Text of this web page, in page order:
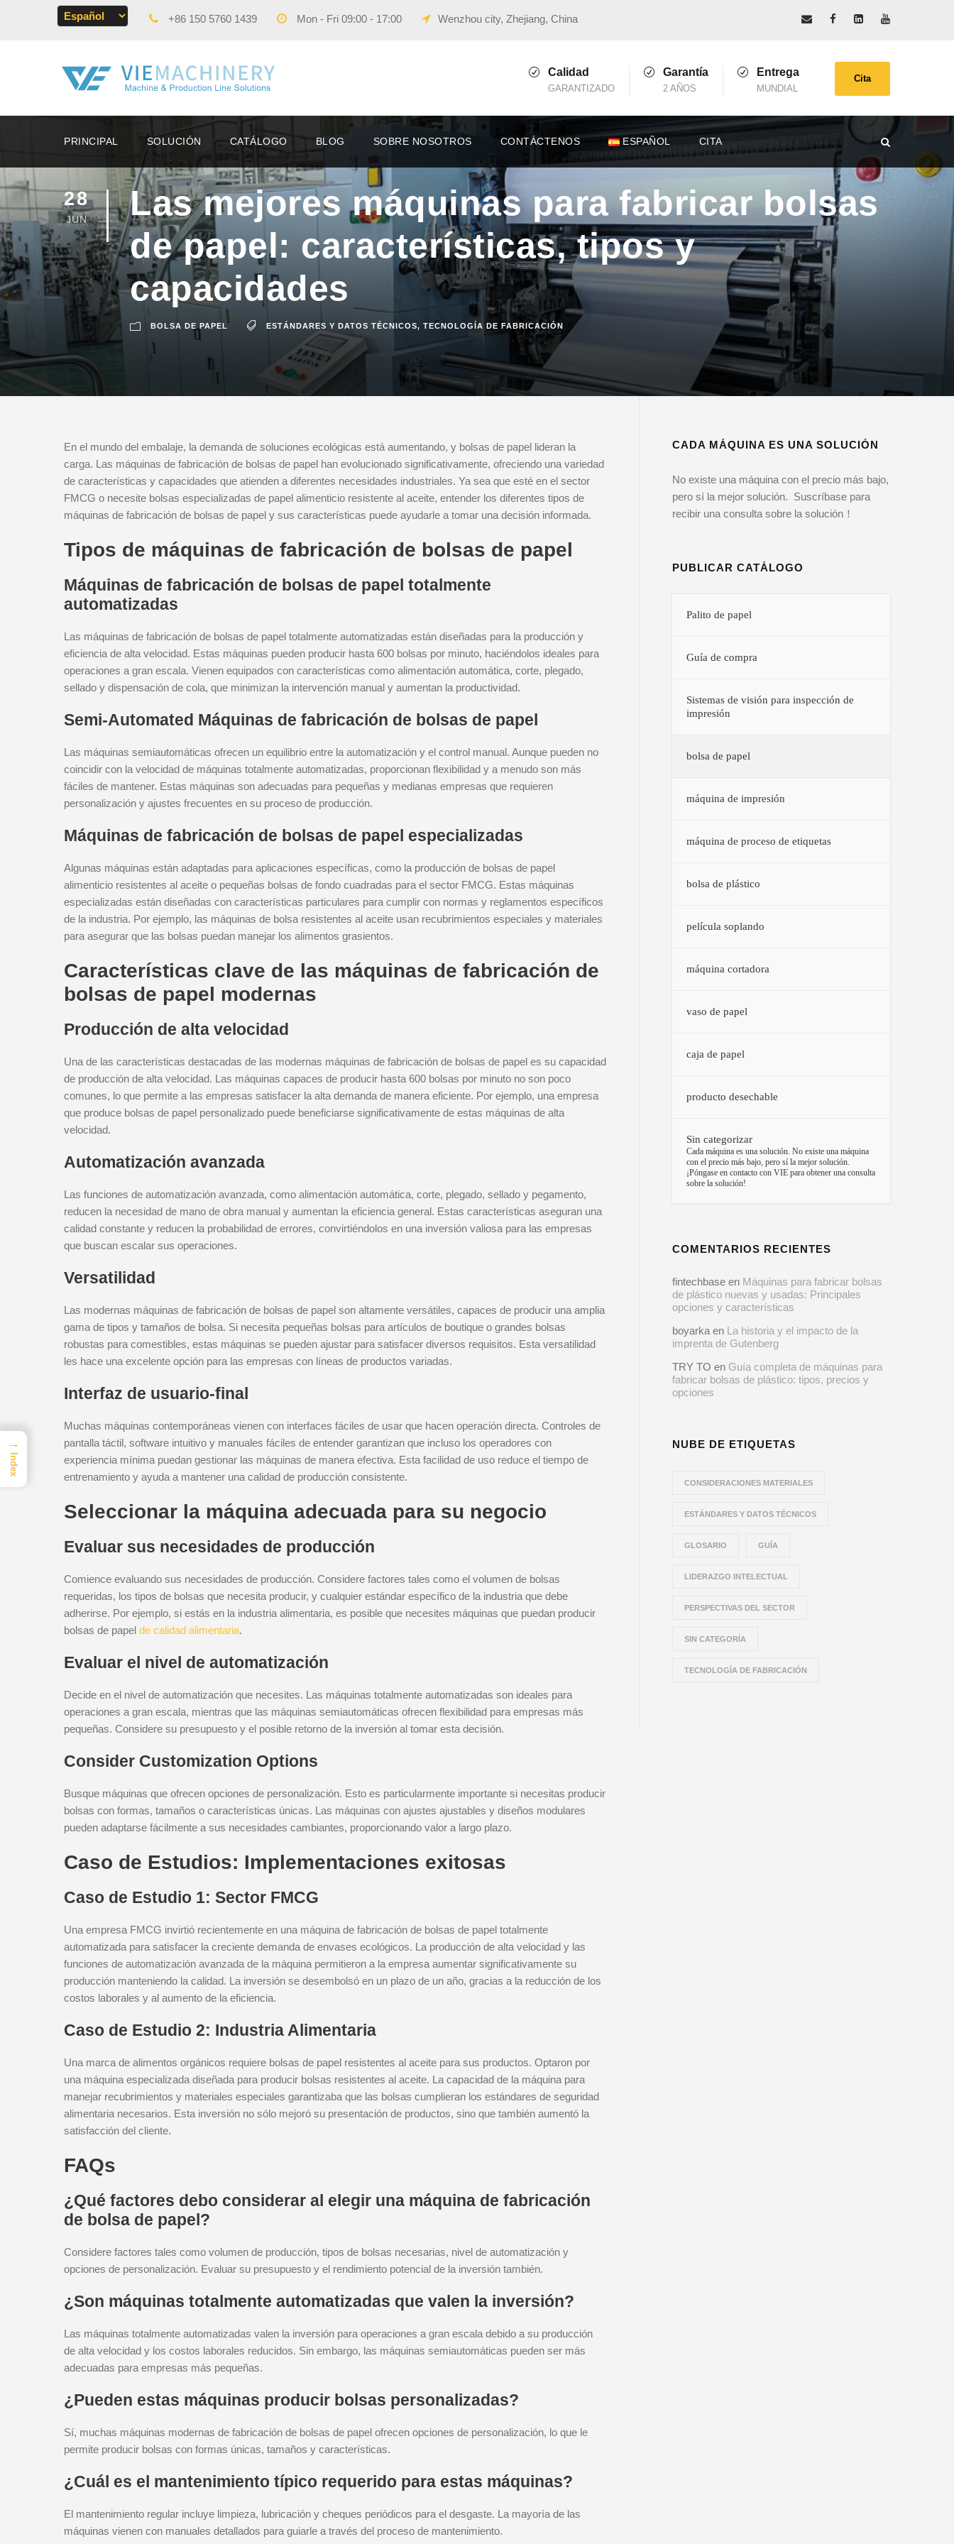
+86 150 5760 1439 Mon - Fri 09:00 - 17:00 Wenzhou city, Zhejiang, China
Calidad
GARANTIZADO
Garantía
2 AÑOS
Entrega
MUNDIAL
Cita
PRINCIPAL SOLUCIÓN CATÁLOGO BLOG SOBRE NOSOTROS CONTÁCTENOS ESPAÑOL CITA
28
JUN
Las mejores máquinas para fabricar bolsas
de papel: características, tipos y
capacidades
BOLSA DE PAPEL ESTÁNDARES Y DATOS TÉCNICOS, TECNOLOGÍA DE FABRICACIÓN
En el mundo del embalaje, la demanda de soluciones ecológicas está aumentando, y bolsas de papel lideran la
carga. Las máquinas de fabricación de bolsas de papel han evolucionado significativamente, ofreciendo una variedad
de características y capacidades que atienden a diferentes necesidades industriales. Ya sea que esté en el sector
FMCG o necesite bolsas especializadas de papel alimenticio resistente al aceite, entender los diferentes tipos de
máquinas de fabricación de bolsas de papel y sus características puede ayudarle a tomar una decisión informada.
Tipos de máquinas de fabricación de bolsas de papel
Máquinas de fabricación de bolsas de papel totalmente
automatizadas
Las máquinas de fabricación de bolsas de papel totalmente automatizadas están diseñadas para la producción y
eficiencia de alta velocidad. Estas máquinas pueden producir hasta 600 bolsas por minuto, haciéndolos ideales para
operaciones a gran escala. Vienen equipados con características como alimentación automática, corte, plegado,
sellado y dispensación de cola, que minimizan la intervención manual y aumentan la productividad.
Semi-Automated Máquinas de fabricación de bolsas de papel
Las máquinas semiautomáticas ofrecen un equilibrio entre la automatización y el control manual. Aunque pueden no
coincidir con la velocidad de máquinas totalmente automatizadas, proporcionan flexibilidad y a menudo son más
fáciles de mantener. Estas máquinas son adecuadas para pequeñas y medianas empresas que requieren
personalización y ajustes frecuentes en su proceso de producción.
Máquinas de fabricación de bolsas de papel especializadas
Algunas máquinas están adaptadas para aplicaciones específicas, como la producción de bolsas de papel
alimenticio resistentes al aceite o pequeñas bolsas de fondo cuadradas para el sector FMCG. Estas máquinas
especializadas están diseñadas con características particulares para cumplir con normas y reglamentos específicos
de la industria. Por ejemplo, las máquinas de bolsa resistentes al aceite usan recubrimientos especiales y materiales
para asegurar que las bolsas puedan manejar los alimentos grasientos.
Características clave de las máquinas de fabricación de
bolsas de papel modernas
Producción de alta velocidad
Una de las características destacadas de las modernas máquinas de fabricación de bolsas de papel es su capacidad
de producción de alta velocidad. Las máquinas capaces de producir hasta 600 bolsas por minuto no son poco
comunes, lo que permite a las empresas satisfacer la alta demanda de manera eficiente. Por ejemplo, una empresa
que produce bolsas de papel personalizado puede beneficiarse significativamente de estas máquinas de alta
velocidad.
Automatización avanzada
Las funciones de automatización avanzada, como alimentación automática, corte, plegado, sellado y pegamento,
reducen la necesidad de mano de obra manual y aumentan la eficiencia general. Estas características aseguran una
calidad constante y reducen la probabilidad de errores, convirtiéndolos en una inversión valiosa para las empresas
que buscan escalar sus operaciones.
Versatilidad
Las modernas máquinas de fabricación de bolsas de papel son altamente versátiles, capaces de producir una amplia
gama de tipos y tamaños de bolsa. Si necesita pequeñas bolsas para artículos de boutique o grandes bolsas
robustas para comestibles, estas máquinas se pueden ajustar para satisfacer diversos requisitos. Esta versatilidad
les hace una excelente opción para las empresas con líneas de productos variadas.
Interfaz de usuario-final
Muchas máquinas contemporáneas vienen con interfaces fáciles de usar que hacen operación directa. Controles de
pantalla táctil, software intuitivo y manuales fáciles de entender garantizan que incluso los operadores con
experiencia mínima puedan gestionar las máquinas de manera efectiva. Esta facilidad de uso reduce el tiempo de
entrenamiento y ayuda a mantener una calidad de producción consistente.
Seleccionar la máquina adecuada para su negocio
Evaluar sus necesidades de producción
Comience evaluando sus necesidades de producción. Considere factores tales como el volumen de bolsas
requeridas, los tipos de bolsas que necesita producir, y cualquier estándar específico de la industria que debe
adherirse. Por ejemplo, si estás en la industria alimentaria, es posible que necesites máquinas que puedan producir
bolsas de papel de calidad alimentaria.
Evaluar el nivel de automatización
Decide en el nivel de automatización que necesites. Las máquinas totalmente automatizadas son ideales para
operaciones a gran escala, mientras que las máquinas semiautomáticas ofrecen flexibilidad para empresas más
pequeñas. Considere su presupuesto y el posible retorno de la inversión al tomar esta decisión.
Consider Customization Options
Busque máquinas que ofrecen opciones de personalización. Esto es particularmente importante si necesitas producir
bolsas con formas, tamaños o características únicas. Las máquinas con ajustes ajustables y diseños modulares
pueden adaptarse fácilmente a sus necesidades cambiantes, proporcionando valor a largo plazo.
Caso de Estudios: Implementaciones exitosas
Caso de Estudio 1: Sector FMCG
Una empresa FMCG invirtió recientemente en una máquina de fabricación de bolsas de papel totalmente
automatizada para satisfacer la creciente demanda de envases ecológicos. La producción de alta velocidad y las
funciones de automatización avanzada de la máquina permitieron a la empresa aumentar significativamente su
producción manteniendo la calidad. La inversión se desembolsó en un plazo de un año, gracias a la reducción de los
costos laborales y al aumento de la eficiencia.
Caso de Estudio 2: Industria Alimentaria
Una marca de alimentos orgánicos requiere bolsas de papel resistentes al aceite para sus productos. Optaron por
una máquina especializada diseñada para producir bolsas resistentes al aceite. La capacidad de la máquina para
manejar recubrimientos y materiales especiales garantizaba que las bolsas cumplieran los estándares de seguridad
alimentaria necesarios. Esta inversión no sólo mejoró su presentación de productos, sino que también aumentó la
satisfacción del cliente.
FAQs
¿Qué factores debo considerar al elegir una máquina de fabricación
de bolsa de papel?
Considere factores tales como volumen de producción, tipos de bolsas necesarias, nivel de automatización y
opciones de personalización. Evaluar su presupuesto y el rendimiento potencial de la inversión también.
¿Son máquinas totalmente automatizadas que valen la inversión?
Las máquinas totalmente automatizadas valen la inversión para operaciones a gran escala debido a su producción
de alta velocidad y los costos laborales reducidos. Sin embargo, las máquinas semiautomáticas pueden ser más
adecuadas para empresas más pequeñas.
¿Pueden estas máquinas producir bolsas personalizadas?
Sí, muchas máquinas modernas de fabricación de bolsas de papel ofrecen opciones de personalización, lo que le
permite producir bolsas con formas únicas, tamaños y características.
¿Cuál es el mantenimiento típico requerido para estas máquinas?
El mantenimiento regular incluye limpieza, lubricación y cheques periódicos para el desgaste. La mayoría de las
máquinas vienen con manuales detallados para guiarle a través del proceso de mantenimiento.
CADA MÁQUINA ES UNA SOLUCIÓN
No existe una máquina con el precio más bajo,
pero sí la mejor solución. Suscríbase para
recibir una consulta sobre la solución！
PUBLICAR CATÁLOGO
Palito de papel
Guía de compra
Sistemas de visión para inspección de
impresión
bolsa de papel
máquina de impresión
máquina de proceso de etiquetas
bolsa de plástico
película soplando
máquina cortadora
vaso de papel
caja de papel
producto desechable
Sin categorizar
–
Cada máquina es una solución. No existe una máquina
con el precio más bajo, pero sí la mejor solución.
¡Póngase en contacto con VIE para obtener una consulta
sobre la solución!
COMENTARIOS RECIENTES
fintechbase en Máquinas para fabricar bolsas
de plástico nuevas y usadas: Principales
opciones y características
boyarka en La historia y el impacto de la
imprenta de Gutenberg
TRY TO en Guía completa de máquinas para
fabricar bolsas de plástico: tipos, precios y
opciones
NUBE DE ETIQUETAS
CONSIDERACIONES MATERIALES
ESTÁNDARES Y DATOS TÉCNICOS
GLOSARIO GUÍA
LIDERAZGO INTELECTUAL
PERSPECTIVAS DEL SECTOR
SIN CATEGORÍA
TECNOLOGÍA DE FABRICACIÓN
→
Index